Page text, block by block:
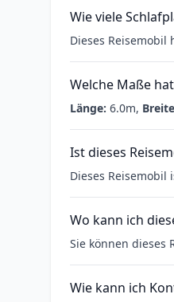
Wie viele
Dieses Reisemobil
Welche Maße
Länge: 6.0m,
Ist dieses
Dieses Reisemobil
Wo kann ich
Sie können dieses
Wie kann ich